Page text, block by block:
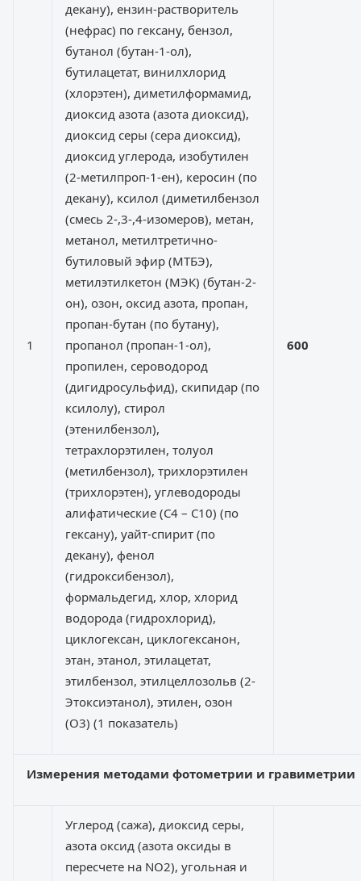
1
декану), ензин-растворитель
(нефрас) по гексану, бензол,
бутанол (бутан-1-ол),
бутилацетат, винилхлорид
(хлорэтен), диметилформамид,
диоксид азота (азота диоксид),
диоксид серы (сера диоксид),
диоксид углерода, изобутилен
(2-метилпроп-1-ен), керосин (по
декану), ксилол (диметилбензол
(смесь 2-,3-,4-изомеров), метан,
метанол, метилтретично-
бутиловый эфир (МТБЭ),
метилэтилкетон (МЭК) (бутан-2-
он), озон, оксид азота, пропан,
пропан-бутан (по бутану),
пропанол (пропан-1-ол),
пропилен, сероводород
(дигидросульфид), скипидар (по
ксилолу), стирол
(этенилбензол),
тетрахлорэтилен, толуол
(метилбензол), трихлорэтилен
(трихлорэтен), углеводороды
алифатические (C4 – C10) (по
гексану), уайт-спирит (по
декану), фенол
(гидроксибензол),
формальдегид, хлор, хлорид
водорода (гидрохлорид),
циклогексан, циклогексанон,
этан, этанол, этилацетат,
этилбензол, этилцеллозольв (2-
Этоксиэтанол), этилен, озон
(O3) (1 показатель)
600
Измерения методами фотометрии и гравиметрии
Углерод (сажа), диоксид серы,
азота оксид (азота оксиды в
пересчете на NO2), угольная и